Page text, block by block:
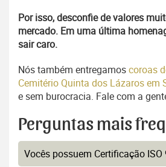
Por isso, desconfie de valores
mercado. Em uma última
sair caro.
Nós também entregamoscoroas
Cemitério Quinta dos Lázaros em
e sem burocracia. Fale com a
Perguntas mais
Vocês possuem Certificação ISO